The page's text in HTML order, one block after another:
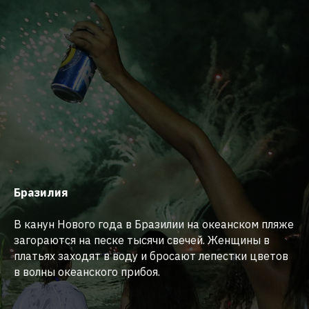
Бразилия
В канун Нового года в Бразилии на океанском пляже
загораются на песке тысячи свечей. Женщины в
платьях заходят в воду и бросают лепестки цветов
в волны океанского прибоя.